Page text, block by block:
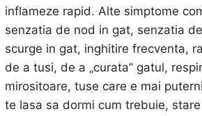
inflameze rapid. Alte simptome
senzatia de nod in gat, senzatia
scurge in gat, inghitire frecventa,
de a tusi, de a „curata” gatul,
mirositoare, tuse care e mai
te lasa sa dormi cum trebuie,